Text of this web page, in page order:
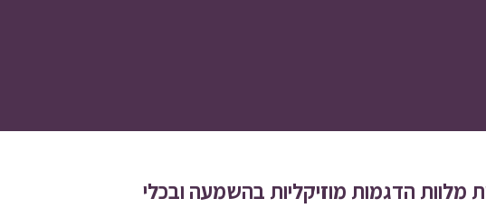
מלוות הדגמות מוזיקליות בהשמעה ובכלי